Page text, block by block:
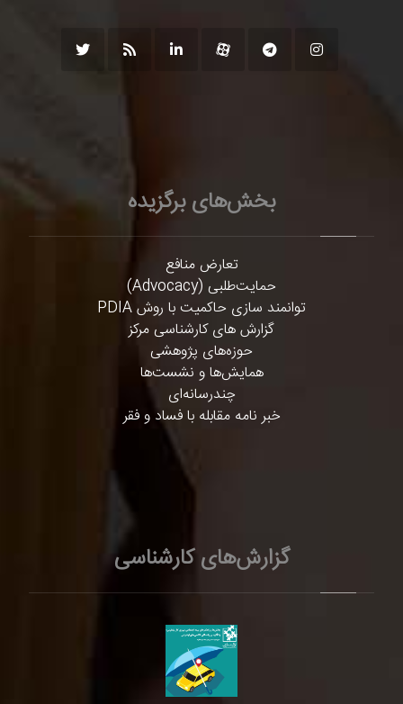
بخش‌های برگزیده
تعارض منافع
حمایت‌طلبی (Advocacy)
توانمند سازی حاکمیت با روش PDIA
گزارش های کارشناسی مرکز
حوزه‌های پژوهشی
همایش‌ها و نشست‌ها
چندرسانه‌ای
خبر نامه مقابله با فساد و فقر
گزارش‌های کارشناسی